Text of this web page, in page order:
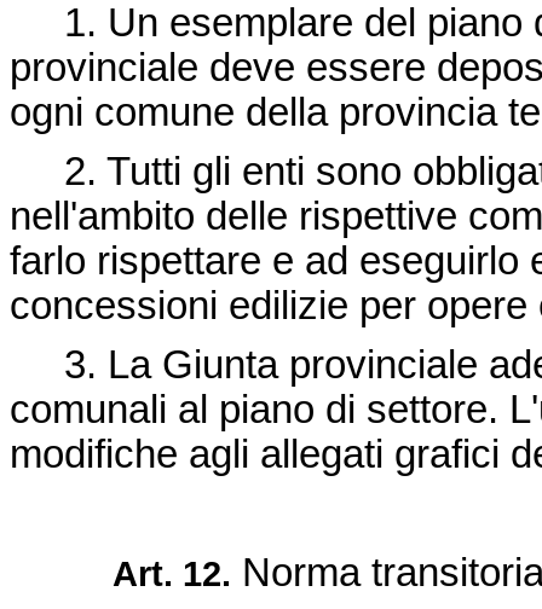
1. Un esemplare del piano
provinciale deve essere
ogni comune della provincia
2. Tutti gli enti sono
nell'ambito delle rispettive
farlo rispettare e ad eseguirlo
concessioni edilizie per
3. La Giunta provinciale
comunali al piano di settore.
modifiche agli allegati grafici
Art. 12. Norma